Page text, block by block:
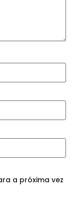
a próxima vez